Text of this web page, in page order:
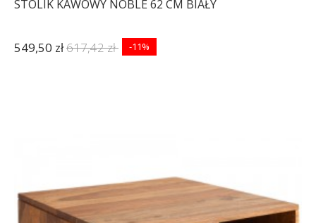
STOLIK KAWOWY NOBLE 62 CM BIAŁY
549,50 zł617,42 zł -11%